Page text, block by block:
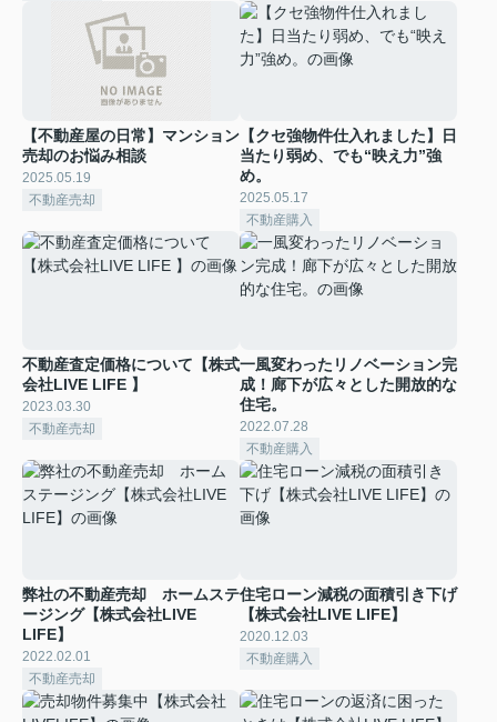
【不動産屋の日常】マンション
売却のお悩み相談
2025.05.19
不動産売却
【クセ強物件仕入れました】日
当たり弱め、でも“映え力”強
め。
2025.05.17
不動産購入
不動産査定価格について【株式
会社LIVE LIFE 】
2023.03.30
不動産売却
一風変わったリノベーション完
成！廊下が広々とした開放的な
住宅。
2022.07.28
不動産購入
弊社の不動産売却 ホームステ
ージング【株式会社LIVE
LIFE】
2022.02.01
不動産売却
住宅ローン減税の面積引き下げ
【株式会社LIVE LIFE】
2020.12.03
不動産購入